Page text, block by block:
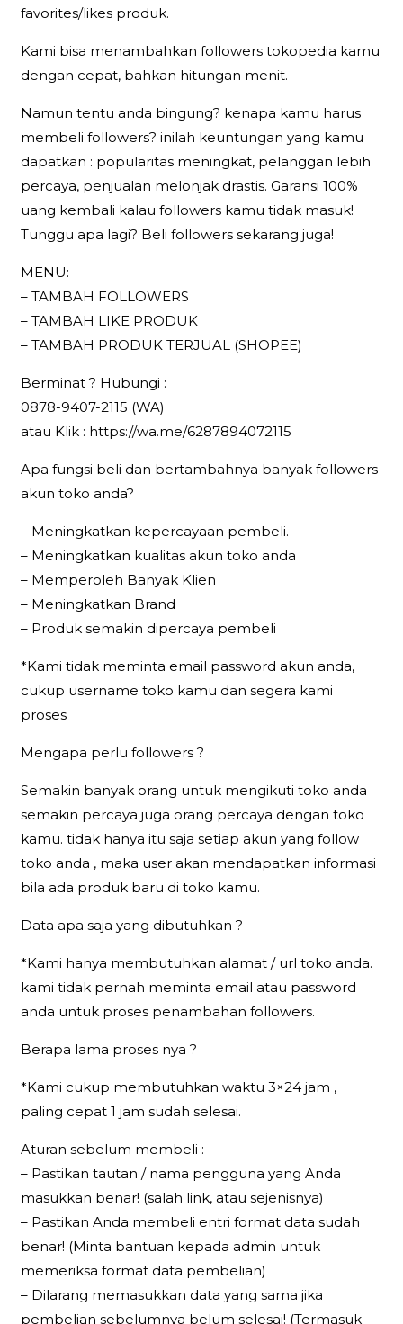
favorites/likes produk.
Kami bisa menambahkan followers tokopedia kamu
dengan cepat, bahkan hitungan menit.
Namun tentu anda bingung? kenapa kamu harus
membeli followers? inilah keuntungan yang kamu
dapatkan : popularitas meningkat, pelanggan lebih
percaya, penjualan melonjak drastis. Garansi 100%
uang kembali kalau followers kamu tidak masuk!
Tunggu apa lagi? Beli followers sekarang juga!
MENU:
– TAMBAH FOLLOWERS
– TAMBAH LIKE PRODUK
– TAMBAH PRODUK TERJUAL (SHOPEE)
Berminat ? Hubungi :
0878-9407-2115 (WA)
atau Klik : https://wa.me/6287894072115
Apa fungsi beli dan bertambahnya banyak followers
akun toko anda?
– Meningkatkan kepercayaan pembeli.
– Meningkatkan kualitas akun toko anda
– Memperoleh Banyak Klien
– Meningkatkan Brand
– Produk semakin dipercaya pembeli
*Kami tidak meminta email password akun anda,
cukup username toko kamu dan segera kami
proses
Mengapa perlu followers ?
Semakin banyak orang untuk mengikuti toko anda
semakin percaya juga orang percaya dengan toko
kamu. tidak hanya itu saja setiap akun yang follow
toko anda , maka user akan mendapatkan informasi
bila ada produk baru di toko kamu.
Data apa saja yang dibutuhkan ?
*Kami hanya membutuhkan alamat / url toko anda.
kami tidak pernah meminta email atau password
anda untuk proses penambahan followers.
Berapa lama proses nya ?
*Kami cukup membutuhkan waktu 3×24 jam ,
paling cepat 1 jam sudah selesai.
Aturan sebelum membeli :
– Pastikan tautan / nama pengguna yang Anda
masukkan benar! (salah link, atau sejenisnya)
– Pastikan Anda membeli entri format data sudah
benar! (Minta bantuan kepada admin untuk
memeriksa format data pembelian)
– Dilarang memasukkan data yang sama jika
pembelian sebelumnya belum selesai! (Termasuk